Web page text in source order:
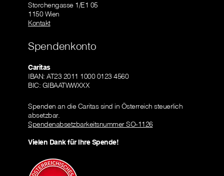
Storchengasse 1/E1 05
1150 Wien
Kontakt
Spendenkonto
Caritas
IBAN: AT23 2011 1000 0123 4560
BIC: GIBAATWWXXX
Spenden an die Caritas sind in Österreich steuerlich
absetzbar.
Spendenabsetzbarkeitsnummer SO-1126
Vielen Dank für Ihre Spende!